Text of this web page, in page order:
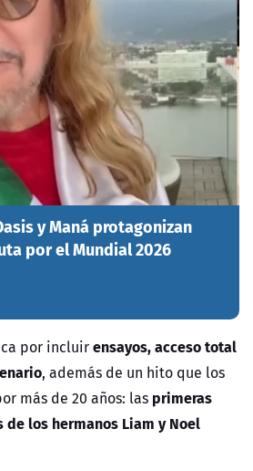
y Maná protagonizan
por el Mundial 2026
por incluirensayos, acceso total
, además de un hito que los
más de 20 años: las primeras
los hermanos Liam y Noel